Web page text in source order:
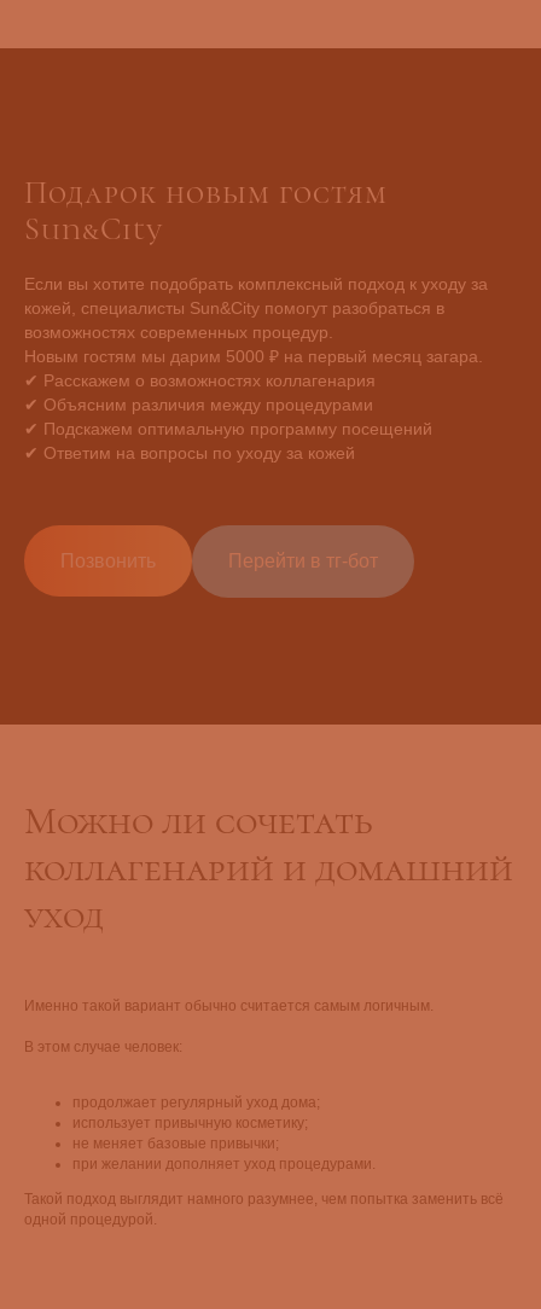
Подарок новым гостям
Sun&City
Если вы хотите подобрать комплексный подход к уходу за
кожей, специалисты Sun&City помогут разобраться в
возможностях современных процедур.
Новым гостям мы дарим 5000 ₽ на первый месяц загара.
✔ Расскажем о возможностях коллагенария
✔ Объясним различия между процедурами
✔ Подскажем оптимальную программу посещений
✔ Ответим на вопросы по уходу за кожей
Позвонить Перейти в тг-бот
Можно ли сочетать
коллагенарий и домашний
уход
Именно такой вариант обычно считается самым логичным.
В этом случае человек:
продолжает регулярный уход дома;
использует привычную косметику;
не меняет базовые привычки;
при желании дополняет уход процедурами.
Такой подход выглядит намного разумнее, чем попытка заменить всё
одной процедурой.